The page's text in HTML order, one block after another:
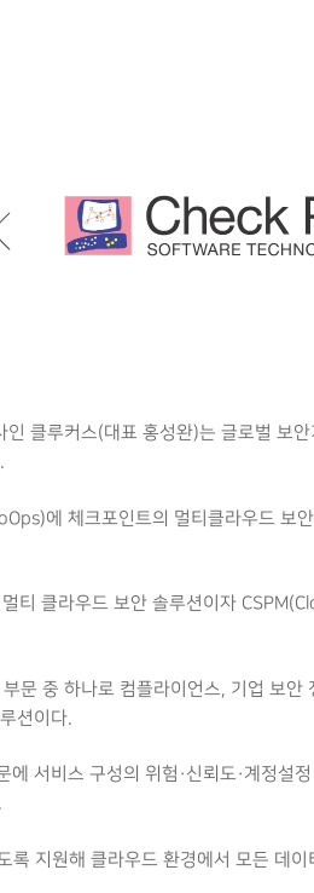
클루커스(대표 홍성완)는 글로벌 보
에 체크포인트의 멀티클라우드 보
티 클라우드 보안 솔루션이자
문 중 하나로 컴플라이언스, 기업 보안
션이다.
서비스 구성의 위험·신뢰도·계정설
지원해 클라우드 환경에서 모든 데